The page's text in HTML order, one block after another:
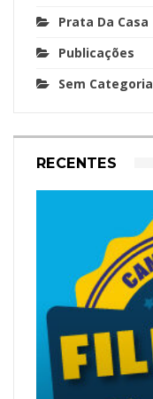
Prata Da Casa
Publicações
Sem Categoria
RECENTES